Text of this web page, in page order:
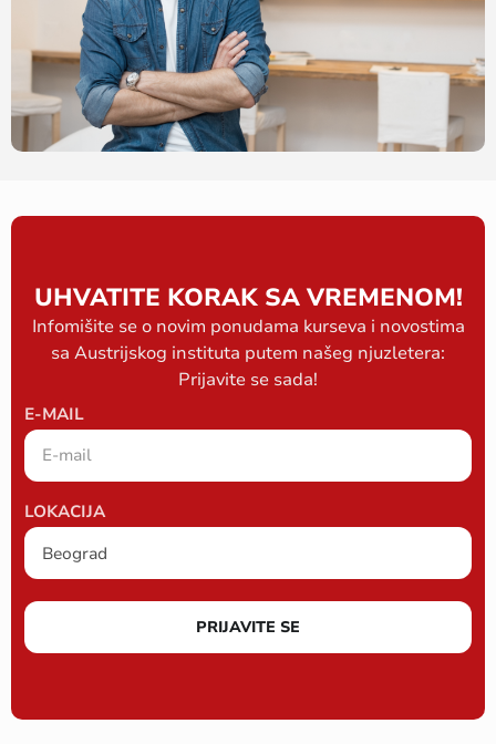
UHVATITE KORAK SA VREMENOM!
Infomišite se o novim ponudama kurseva i novostima
sa Austrijskog instituta putem našeg njuzletera:
Prijavite se sada!
E-MAIL
LOKACIJA
PRIJAVITE SE